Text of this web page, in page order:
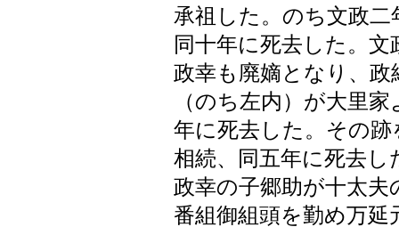
承祖した。のち文政
同十年に死去した。
政幸も廃嫡となり、
（のち左内）が大里
年に死去した。その
相続、同五年に死去
政幸の子郷助が十太
番組御組頭を勤め万